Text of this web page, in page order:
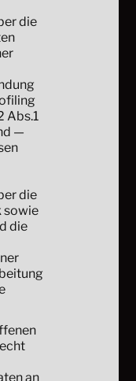
die
Abs.1
—
die
sowie
die
an